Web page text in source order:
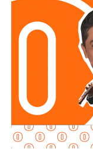
operativo,
emergencia y
familias potosinas.